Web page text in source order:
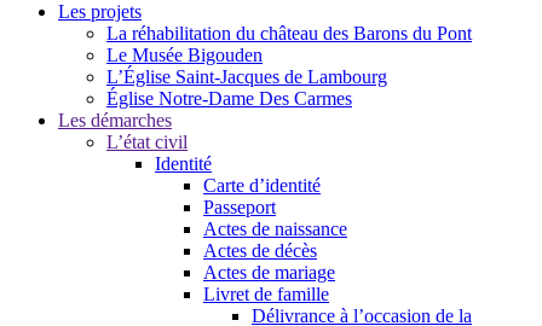
Les projets
La réhabilitation du château des Barons du Pont
Le Musée Bigouden
L’Église Saint-Jacques de Lambourg
Église Notre-Dame Des Carmes
Les démarches
L’état civil
Identité
Carte d’identité
Passeport
Actes de naissance
Actes de décès
Actes de mariage
Livret de famille
Délivrance à l’occasion de la